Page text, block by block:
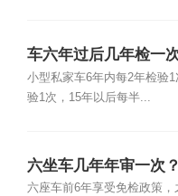
车六年过后几年检一
小型私家车6年内每2年检验
验1次，15年以后每半...
六坐车几年年审一次？
六座车前6年享受免检政策